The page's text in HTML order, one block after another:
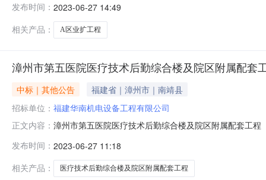
责人:袁依萍;报价:0.00元/%;工期:日历天;质量要求:;保证
发布时间： 2023-06-27 14:49
相关产品：
A区业扩工程
漳州市第五医院医疗技术后勤综合楼及院区附属配套
中标｜其他公告
福建省｜漳州市｜南靖县
招标单位： 福建华南机电设备工程有限公司
正文内容： 漳州市第五医院医疗技术后勤综合楼及院区附属配套工
15120142015178051800009140997符合《工程施工质
并送电1802厦门市丰大电气科技有限公
发布时间： 2023-06-27 11:18
相关产品：
医疗技术后勤综合楼及院区附属配套工程